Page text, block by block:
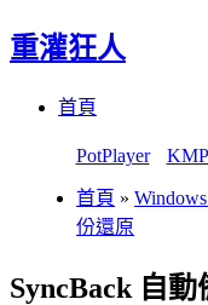
重灌狂人
首頁
PotPlayer
首頁 »
份還原
SyncBack 自